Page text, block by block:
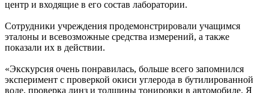
центр и входящие в его состав лаборатории.
Сотрудники учреждения продемонстрировали учащимся
эталоны и всевозможные средства измерений, а также
показали их в действии.
«Экскурсия очень понравилась, больше всего запомнился
эксперимент с проверкой окиси углерода в бутилированной
воде, проверка линз и толщины тонировки в автомобиле. Я